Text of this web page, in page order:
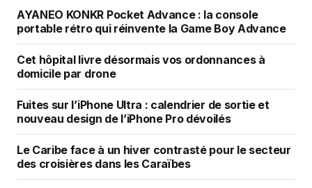
AYANEO KONKR Pocket Advance : la console
portable rétro qui réinvente la Game Boy Advance
Cet hôpital livre désormais vos ordonnances à
domicile par drone
Fuites sur l’iPhone Ultra : calendrier de sortie et
nouveau design de l’iPhone Pro dévoilés
Le Caribe face à un hiver contrasté pour le secteur
des croisières dans les Caraïbes